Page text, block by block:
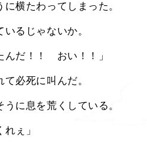
横たわってしまった。
るじゃないか。
んだ！！　おい！！」
必死に叫んだ。
に息を荒くしている。
ぇ」